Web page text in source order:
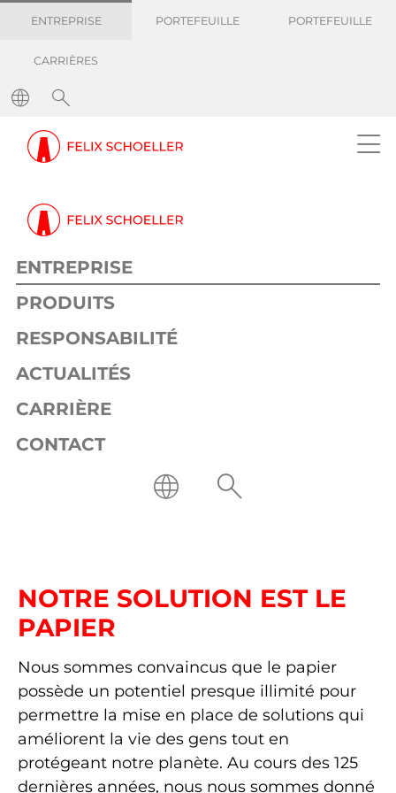
ENTREPRISE PORTEFEUILLE PORTEFEUILLE
CARRIÈRES
ENTREPRISE
PRODUITS
RESPONSABILITÉ
ACTUALITÉS
CARRIÈRE
CONTACT
NOTRE SOLUTION EST LE
PAPIER
Nous sommes convaincus que le papier
possède un potentiel presque illimité pour
permettre la mise en place de solutions qui
améliorent la vie des gens tout en
protégeant notre planète. Au cours des 125
dernières années, nous nous sommes donné